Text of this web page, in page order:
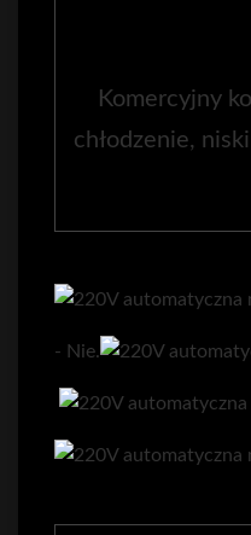
Komercyjny
chłodzenie,
- Nie.